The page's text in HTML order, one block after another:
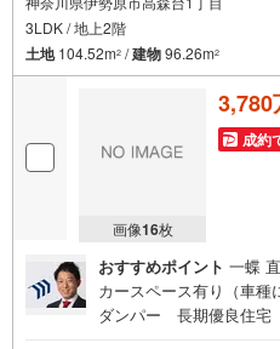
る
・
条
を
マ
3LDK / 地上2階
土地104.52m2 /建物96.26m2
画像16枚
3,780
成約
おすすめポイント 一蝶
カースペース有り（車
ダンパー 長期優良住